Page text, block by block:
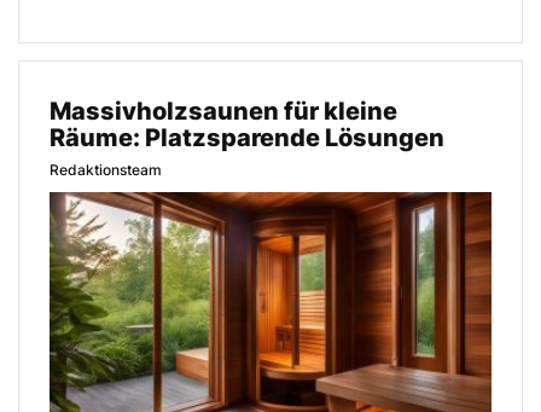
Massivholzsaunen für kleine
Räume: Platzsparende Lösungen
Redaktionsteam